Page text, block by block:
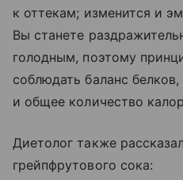
к оттекам; изменится и
Вы станете
голодным, поэтому
соблюдать баланс
и общее количество
Диетолог также
грейпфрутового сока: